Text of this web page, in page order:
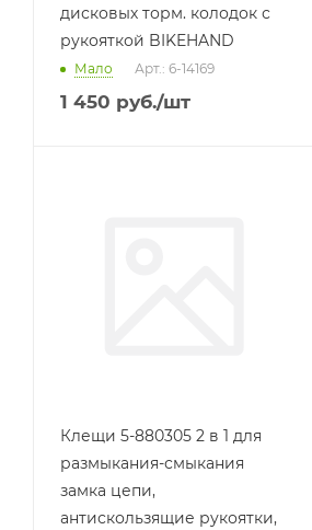
дисковых торм. колодок с
рукояткой BIKEHAND
Мало Арт.: 6-14169
1 450 руб./шт
Клещи 5-880305 2 в 1 для
размыкания-смыкания
замка цепи,
антискользящие рукоятки,